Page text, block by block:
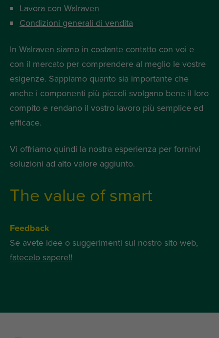
Lavora con Walraven
Condizioni generali di vendita
In Walraven siamo in costante contatto con voi e
con il mercato per comprendere al meglio le vostre
esigenze. Sappiamo quanto sia importante che
anche i componenti più piccoli svolgano bene il loro
compito e rendano il vostro lavoro più semplice ed
efficace.
Vi offriamo quindi la nostra esperienza per fornirvi
soluzioni ad alto valore aggiunto.
The value of smart
Feedback
Se avete idee o suggerimenti sul nostro sito web,
fatecelo sapere!!